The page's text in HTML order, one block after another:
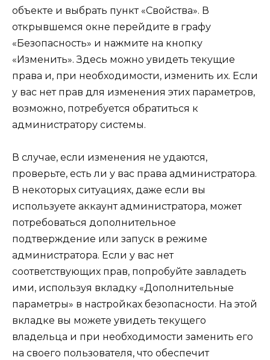
объекте и выбрать пункт «Свойства». В
открывшемся окне перейдите в графу
«Безопасность» и нажмите на кнопку
«Изменить». Здесь можно увидеть текущие
права и, при необходимости, изменить их. Если
у вас нет прав для изменения этих параметров,
возможно, потребуется обратиться к
администратору системы.
В случае, если изменения не удаются,
проверьте, есть ли у вас права администратора.
В некоторых ситуациях, даже если вы
используете аккаунт администратора, может
потребоваться дополнительное
подтверждение или запуск в режиме
администратора. Если у вас нет
соответствующих прав, попробуйте завладеть
ими, используя вкладку «Дополнительные
параметры» в настройках безопасности. На этой
вкладке вы можете увидеть текущего
владельца и при необходимости заменить его
на своего пользователя, что обеспечит